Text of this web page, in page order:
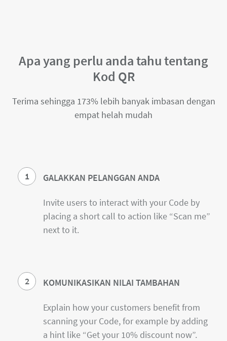
Apa yang perlu anda tahu tentang
Kod QR
Terima sehingga 173% lebih banyak imbasan dengan
empat helah mudah
1 GALAKKAN PELANGGAN ANDA
Invite users to interact with your Code by
placing a short call to action like “Scan me”
next to it.
2 KOMUNIKASIKAN NILAI TAMBAHAN
Explain how your customers benefit from
scanning your Code, for example by adding
a hint like “Get your 10% discount now”.